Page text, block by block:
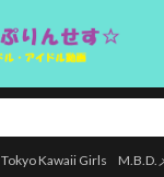
Tokyo Kawaii Girls M.B.D.